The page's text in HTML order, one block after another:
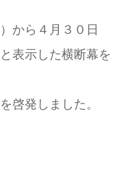
ら４月３０日
表示した横断幕を
発しました。